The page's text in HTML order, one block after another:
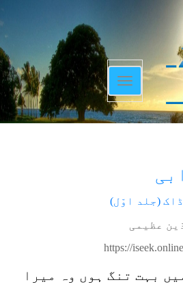
Toggle
navigation
(جلد اوّل)
عظیمی
https://
بہت تنگ ہوں وہ میرا